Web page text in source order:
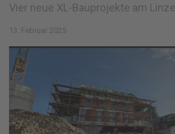
Vier neue XL-Bauprojekte am
13. Februar 2025